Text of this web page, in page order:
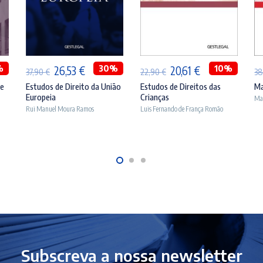
ADICIONAR
37,90€ O
preço
original
26,53 €O
preço
30%
Estudos de Direito da União
Europeia
Rui Manuel Moura Ramos
22,90€ O
preço
20,61 €O
preço
é:
10%
Estudos de Direitos das
Crianças
Luis Fernando de França Romão
Subscreva a nossa newsletter